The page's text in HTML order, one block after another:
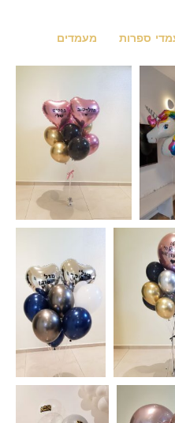
ספרות מעמדים